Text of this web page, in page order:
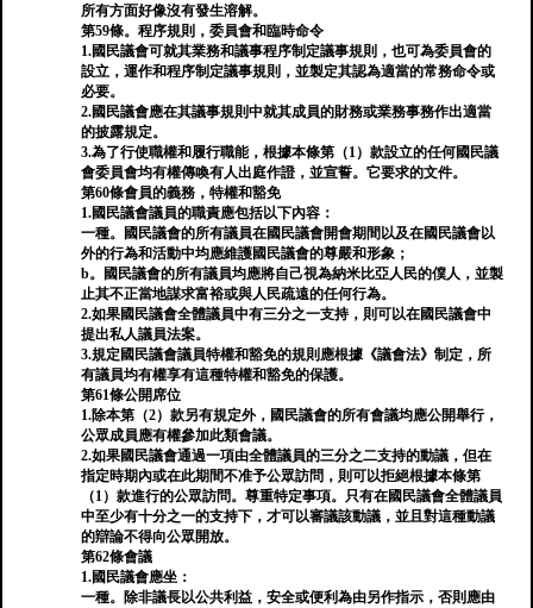
所有方面好像沒有發生溶解。
第59條。程序規則，委員會和臨時命令
1.國民議會可就其業務和議事程序制定議事規則，也可為委員會的
設立，運作和程序制定議事規則，並製定其認為適當的常務命令或
必要。
2.國民議會應在其議事規則中就其成員的財務或業務事務作出適當
的披露規定。
3.為了行使職權和履行職能，根據本條第（1）款設立的任何國民議
會委員會均有權傳喚有人出庭作證，並宣誓。它要求的文件。
第60條會員的義務，特權和豁免
1.國民議會議員的職責應包括以下內容：
一種。國民議會的所有議員在國民議會開會期間以及在國民議會以
外的行為和活動中均應維護國民議會的尊嚴和形象；
b。國民議會的所有議員均應將自己視為納米比亞人民的僕人，並製
止其不正當地謀求富裕或與人民疏遠的任何行為。
2.如果國民議會全體議員中有三分之一支持，則可以在國民議會中
提出私人議員法案。
3.規定國民議會議員特權和豁免的規則應根據《議會法》制定，所
有議員均有權享有這種特權和豁免的保護。
第61條公開席位
1.除本第（2）款另有規定外，國民議會的所有會議均應公開舉行，
公眾成員應有權參加此類會議。
2.如果國民議會通過一項由全體議員的三分之二支持的動議，但在
指定時期內或在此期間不准予公眾訪問，則可以拒絕根據本條第
（1）款進行的公眾訪問。尊重特定事項。只有在國民議會全體議員
中至少有十分之一的支持下，才可以審議該動議，並且對這種動議
的辯論不得向公眾開放。
第62條會議
1.國民議會應坐：
一種。除非議長以公共利益，安全或便利為由另作指示，否則應由